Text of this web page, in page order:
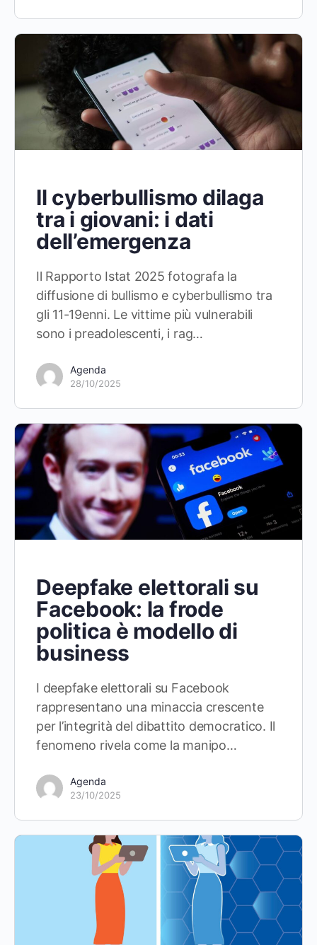
Il cyberbullismo dilaga
tra i giovani: i dati
dell’emergenza
Il Rapporto Istat 2025 fotografa la
diffusione di bullismo e cyberbullismo tra
gli 11-19enni. Le vittime più vulnerabili
sono i preadolescenti, i rag…
Agenda
28/10/2025
Deepfake elettorali su
Facebook: la frode
politica è modello di
business
I deepfake elettorali su Facebook
rappresentano una minaccia crescente
per l’integrità del dibattito democratico. Il
fenomeno rivela come la manipo…
Agenda
23/10/2025